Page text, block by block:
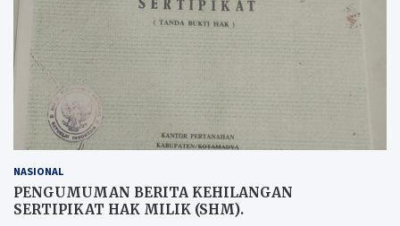
NASIONAL
PENGUMUMAN BERITA KEHILANGAN
SERTIPIKAT HAK MILIK (SHM).